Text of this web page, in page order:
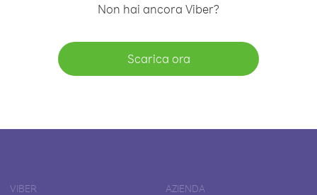
Non hai ancora Viber?
Scarica ora
VIBER AZIENDA